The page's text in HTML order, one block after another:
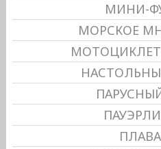
МИНИ-
МОРСКОЕ